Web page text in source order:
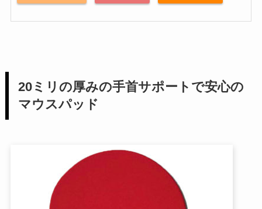
20ミリの厚みの手首サポートで安心の
マウスパッド